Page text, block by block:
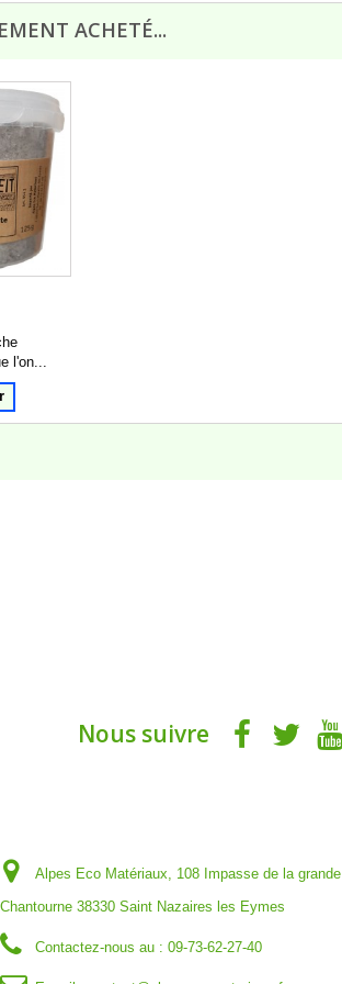
ACHETÉ...
l'on...
Nous suivre
Alpes Eco Matériaux, 108 Impasse de la grande
Chantourne 38330 Saint Nazaires les Eymes
Contactez-nous au : 09-73-62-27-40